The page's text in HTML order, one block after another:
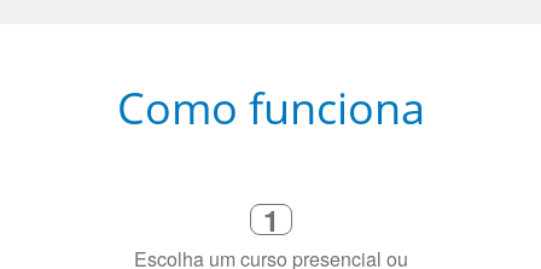
Como funciona
Escolha um curso presencial ou
online